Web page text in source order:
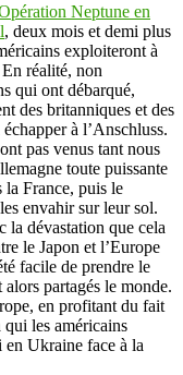
Neptune en
, deux mois et demi plus
exploiteront à
réalité, non
qui ont débarqué,
des britanniques et des
à l’Anschluss.
pas venus tant nous
toute puissante
la France, puis le
envahir sur leur sol.
la dévastation que cela
le Japon et l’Europe
facile de prendre le
partagés le monde.
en profitant du fait
qui les américains
en Ukraine face à la